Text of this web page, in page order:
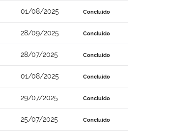
01/08/2025 Concluído
28/09/2025 Concluído
28/07/2025 Concluído
01/08/2025 Concluído
29/07/2025 Concluído
25/07/2025 Concluído